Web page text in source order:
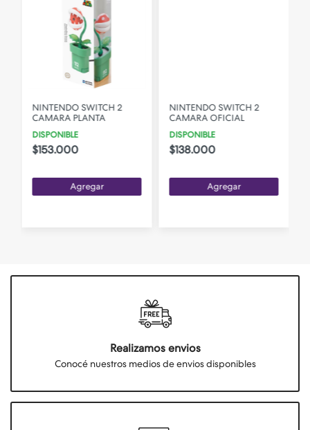
NINTENDO SWITCH 2
CAMARA PLANTA
DISPONIBLE
$153.000
Agregar
NINTENDO SWITCH 2
CAMARA OFICIAL
DISPONIBLE
$138.000
Agregar
Realizamos envios
Conocé nuestros medios de envios disponibles